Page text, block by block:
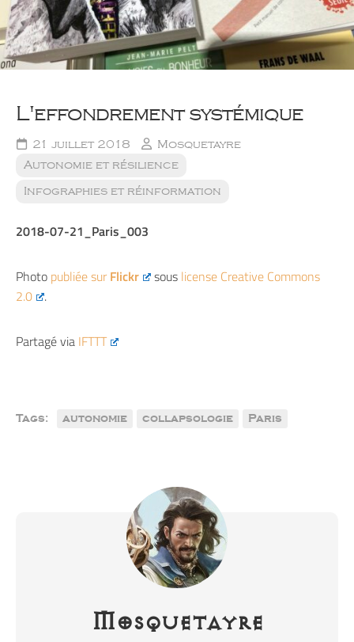
L'effondrement systémique
21 juillet 2018
Mosquetayre
Autonomie et résilience
Infographies et réinformation
2018-07-21_Paris_003
Photo publiée surFlickr sous license Creative Commons
2.0
.
Partagé via IFTTT
Tags: autonomie collapsologie Paris
Mosquetayre